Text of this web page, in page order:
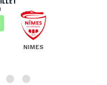
NIMES